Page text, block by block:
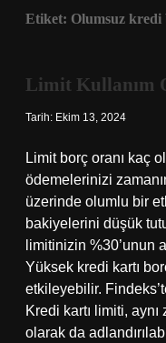
Etiket: Olumsuz
Limit Kullanım
Tarih: Ekim 13, 2024
Limit borç oranı kaç
ödemelerinizi
üzerinde olumlu bir
bakiyelerini düşük
limitinizin %30’unun
Yüksek kredi kartı
etkileyebilir.
Kredi kartı limiti,
olarak da